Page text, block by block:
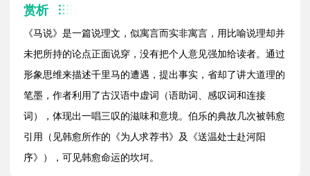
赏析
《马说》是一篇说理文，似寓言而实非寓言，用比喻说理却并
未把所持的论点正面说穿，没有把个人意见强加给读者。通过
形象思维来描述千里马的遭遇，提出事实，省却了讲大道理的
笔墨，作者利用了古汉语中虚词（语助词、感叹词和连接
词），体现出一唱三叹的滋味和意境。伯乐的典故几次被韩愈
引用（见韩愈所作的《为人求荐书》及《送温处士赴河阳
序》），可见韩愈命运的坎坷。